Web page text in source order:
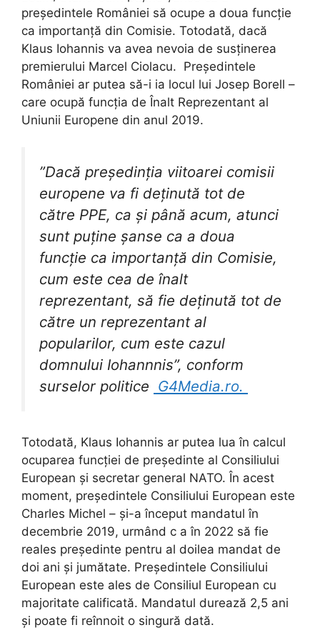
președintele României să ocupe a doua funcție
ca importanță din Comisie. Totodată, dacă
Klaus Iohannis va avea nevoia de susținerea
premierului Marcel Ciolacu. Președintele
României ar putea să-i ia locul lui Josep Borell –
care ocupă funcția de Înalt Reprezentant al
Uniunii Europene din anul 2019.
”Dacă președinția viitoarei comisii
europene va fi deținută tot de
către PPE, ca și până acum, atunci
sunt puține șanse ca a doua
funcție ca importanță din Comisie,
cum este cea de înalt
reprezentant, să fie deținută tot de
către un reprezentant al
popularilor, cum este cazul
domnului Iohannnis”, conform
surselor politice G4Media.ro.
Totodată, Klaus Iohannis ar putea lua în calcul
ocuparea funcției de președinte al Consiliului
European și secretar general NATO. În acest
moment, președintele Consiliului European este
Charles Michel – și-a început mandatul în
decembrie 2019, urmând c a în 2022 să fie
reales președinte pentru al doilea mandat de
doi ani și jumătate. Președintele Consiliului
European este ales de Consiliul European cu
majoritate calificată. Mandatul durează 2,5 ani
și poate fi reînnoit o singură dată.